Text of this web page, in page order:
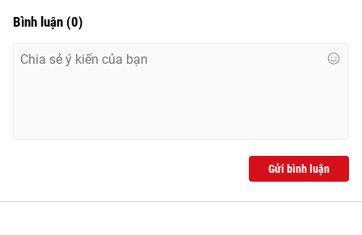
Bình luận (0)
Gửi bình luận